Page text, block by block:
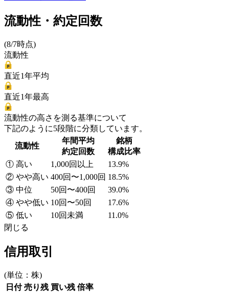
流動性・約定回数
(8/7時点)
流動性
直近1年平均
直近1年最高
流動性の高さを測る基準について
下記のように5段階に分類しています。
流動性
年間平均
約定回数
銘柄
構成比率
① 高い
1,000回以上
13.9%
② やや高い 400回〜1,000回 18.5%
③ 中位
50回〜400回
39.0%
④ やや低い 10回〜50回
17.6%
⑤ 低い
10回未満
11.0%
閉じる
信用取引
(単位：株)
日付 売り残 買い残 倍率